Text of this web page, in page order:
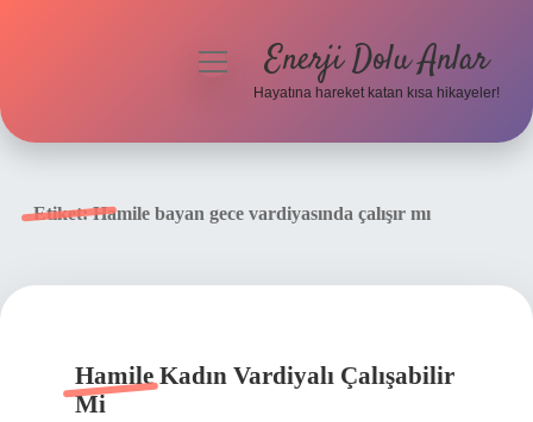
menüyüEnerji Dolu Anlar
Hayatına hareket katan kısa hikayeler!
Etiket:Hamile bayan gece vardiyasında çalışır mı
Hamile Kadın Vardiyalı Çalışabilir
Mi